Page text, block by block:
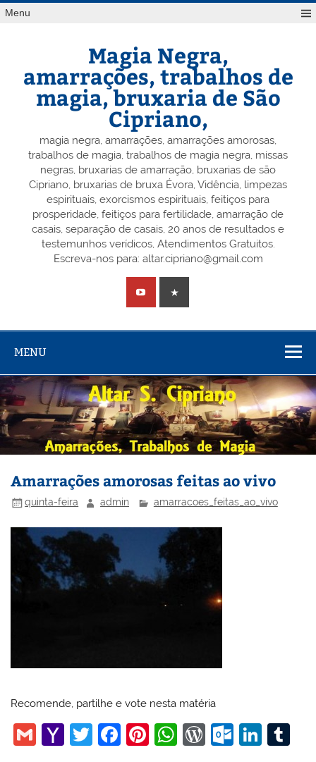
Skip
toMenu
Magia Negra,
amarrações, trabalhos de
magia, bruxaria de São
Cipriano,
magia negra, amarrações, amarrações amorosas,
trabalhos de magia, trabalhos de magia negra, missas
negras, bruxarias de amarração, bruxarias de são
Cipriano, bruxarias de bruxa Évora, Vidência, limpezas
espirituais, exorcismos espirituais, feitiços para
prosperidade, feitiços para fertilidade, amarração de
casais, separação de casais, 20 anos de resultados e
testemunhos verídicos, Atendimentos Gratuitos.
Escreva-nos para: altar.cipriano@gmail.com
MENU
Amarrações amorosas feitas ao vivo
quinta-feira admin amarracoes_feitas_ao_vivo
Recomende, partilhe e vote nesta matéria
G
Y
T
F
Pi W W O
Li